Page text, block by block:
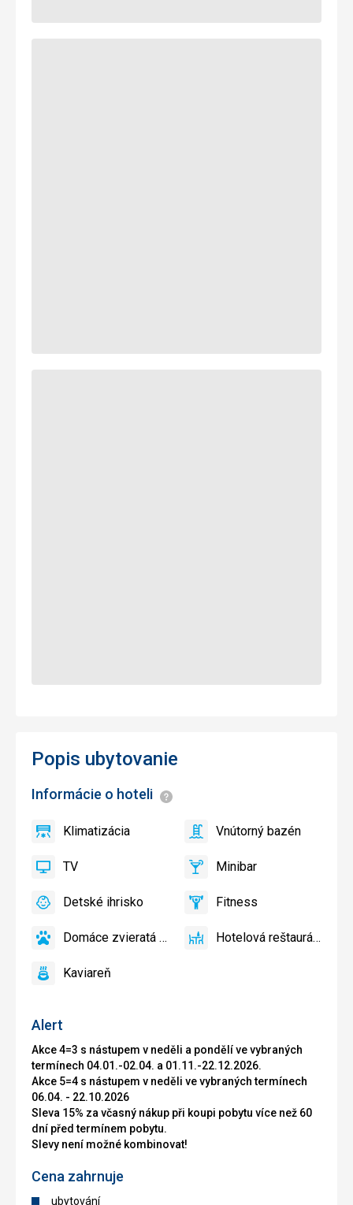
Alert
Akce 4=3 s nástupem v neděli a pondělí ve vybraných
termínech 04.01.-02.04. a 01.11.-22.12.2026.
Akce 5=4 s nástupem v neděli ve vybraných termínech
06.04. - 22.10.2026
Sleva 15% za včasný nákup při koupi pobytu více než 60
dní před termínem pobytu.
Slevy není možné kombinovat!
Cena zahrnuje
ubytování
Popis ubytovanie
Informácie o hoteli Informácie
Klimatizácia
Klimatizácia
áno
Vnútorný
Vnútorný bazén
áno
TV TV
áno
Minibar,Minibar
áno
DetskéDetské ihrisko
áno FitnessFitness
áno
Domáce
povolené
Domáce zvieratá povolené
áno
Hotelová
Hotelová reštaurácia
áno
KaviareňKaviareň
áno